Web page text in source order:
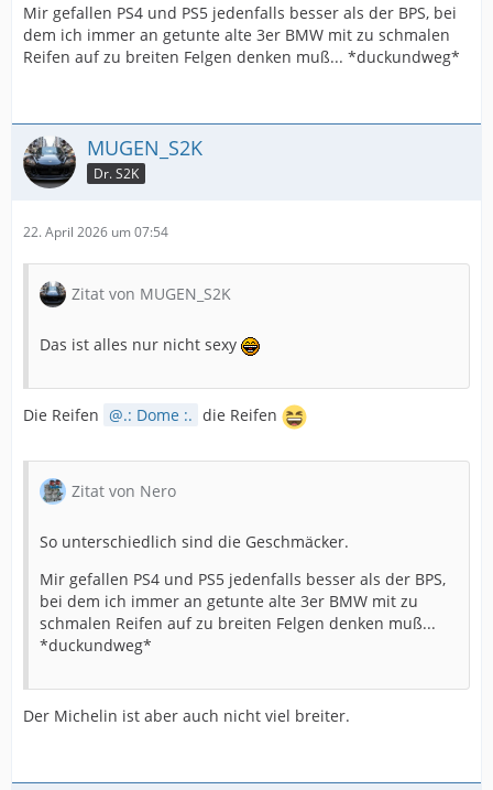
Mir gefallen PS4 und PS5 jedenfalls besser als der BPS, bei
dem ich immer an getunte alte 3er BMW mit zu schmalen
Reifen auf zu breiten Felgen denken muß... *duckundweg*
MUGEN_S2K
Dr. S2K
22. April 2026 um 07:54
Zitat von MUGEN_S2K
Das ist alles nur nicht sexy
Die Reifen .: Dome :. die Reifen
Zitat von Nero
So unterschiedlich sind die Geschmäcker.
Mir gefallen PS4 und PS5 jedenfalls besser als der BPS,
bei dem ich immer an getunte alte 3er BMW mit zu
schmalen Reifen auf zu breiten Felgen denken muß...
*duckundweg*
Der Michelin ist aber auch nicht viel breiter.